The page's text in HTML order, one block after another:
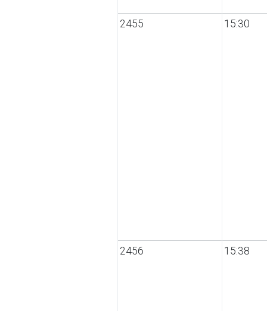
2455 15:30
2456 15:38